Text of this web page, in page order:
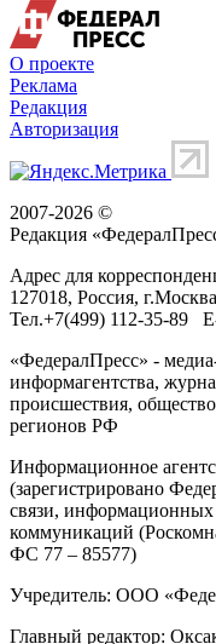
О проекте
Реклама
Редакция
Авторизация
2007-2026 ©
Редакция «
Адрес для
127018, Россия, г.Москва
Тел.+7(499) 112-35-89
«ФедералПресс» -
информагентства,
происшествия,
регионов РФ
Информационное
(зарегистрировано
связи,
коммуникаций
ФС 77 – 85577)
Учредитель: ООО
Главный редактор: